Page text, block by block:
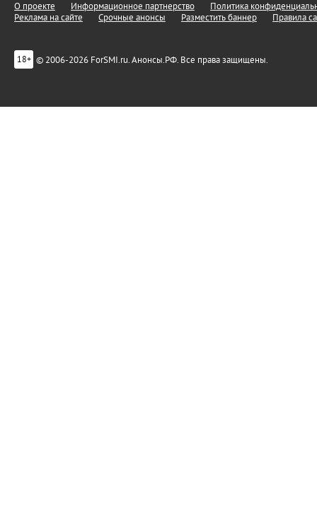
О проекте Информационное партнерство
Политика
Реклама на сайте
Срочные анонсы Разместить баннер Правила
18+ © 2006-2026 ForSMI.ru. Анонсы.РФ. Все права защищены.